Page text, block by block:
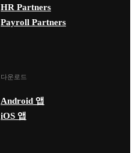
HR Partners
Payroll Partners
다운로드
Android 앱
iOS 앱